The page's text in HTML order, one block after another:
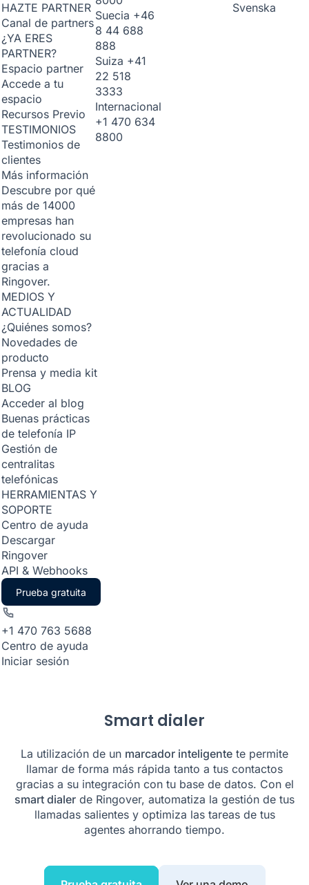
HAZTE PARTNER
Canal de partners
¿YA ERES
PARTNER?
Espacio partner
Accede a tu
espacio
Recursos Previo
TESTIMONIOS
Testimonios de
clientes
Más información
Descubre por qué
más de 14000
empresas han
revolucionado su
telefonía cloud
gracias a
Ringover.
MEDIOS Y
ACTUALIDAD
¿Quiénes somos?
Novedades de
producto
Prensa y media kit
BLOG
Acceder al blog
Buenas prácticas
de telefonía IP
Gestión de
centralitas
telefónicas
HERRAMIENTAS Y
SOPORTE
Centro de ayuda
Descargar
Ringover
API & Webhooks
Prueba gratuita
+1 470 763 5688
Centro de ayuda
Iniciar sesión
Suecia +46
8 44 688
888
Suiza +41
22 518
3333
Internacional
+1 470 634
8800
Svenska
Smart dialer
La utilización de un marcador inteligente te permite
llamar de forma más rápida tanto a tus contactos
gracias a su integración con tu base de datos. Con el
smart dialer de Ringover, automatiza la gestión de tus
llamadas salientes y optimiza las tareas de tus
agentes ahorrando tiempo.